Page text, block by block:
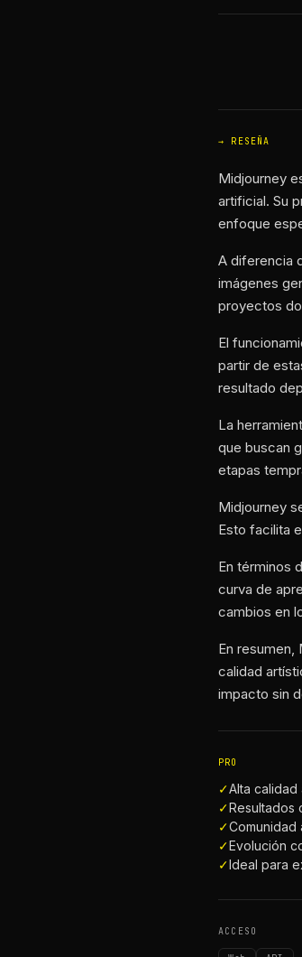
RESEÑA
Midjourney
artificial. Su
enfoque
A diferencia
imágenes
proyectos
El
partir de
resultado
La
que buscan
etapas
Midjourney
Esto facilita
En términos
curva de
cambios en
En
calidad
impacto sin
PRO
✓Alta calidad
✓Resultados
✓Comunidad
✓Evolución
✓Ideal para
ACCESO